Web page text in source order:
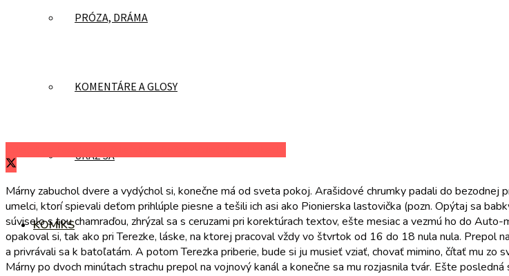
PRÓZA, DRÁMA
KOMENTÁRE A GLOSY
UKÁŽ SA
KOMIKS
Márny zabuchol dvere a vydýchol si, konečne má od sveta pokoj. Arašidové chrumky padali do
umelci, ktorí spievali deťom prihlúple piesne a tešili ich asi ako Pionierska lastovička (pozn. Opýtaj sa
súviselo s tou chamraďou, zhrýzal sa s ceruzami pri korektúrach textov, ešte mesiac a vezmú ho do
opakoval si, tak ako pri Terezke, láske, na ktorej pracoval vždy vo štvrtok od 16 do 18 nula nula. Prepol
a privrávali sa k batoľatám. A potom Terezka priberie, bude si ju musieť vziať, chovať mimino, čítať mu zo
Márny po dvoch minútach strachu prepol na vojnový kanál a konečne sa mu rozjasnila tvár. Ešte posledná